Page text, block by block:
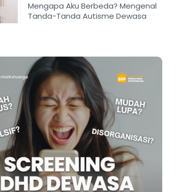
Mengapa Aku Berbeda? Mengenal
Tanda-Tanda Autisme Dewasa